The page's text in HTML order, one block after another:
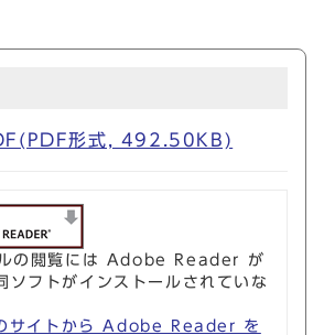
形式, 492.50KB)
の閲覧には Adobe Reader が
ソフトがインストールされていな
サイトから Adobe Reader を